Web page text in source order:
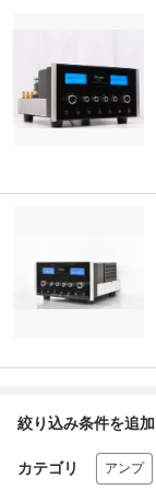
絞り込み条件を追加
カテゴリ アンプ